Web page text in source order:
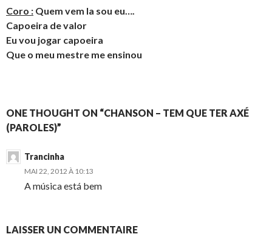
Coro : Quem vem la sou eu….
Capoeira de valor
Eu vou jogar capoeira
Que o meu mestre me ensinou
ONE THOUGHT ON “CHANSON – TEM QUE TER AXÉ
(PAROLES)”
Trancinha
MAI 22, 2012 À 10:13
A música está bem
LAISSER UN COMMENTAIRE